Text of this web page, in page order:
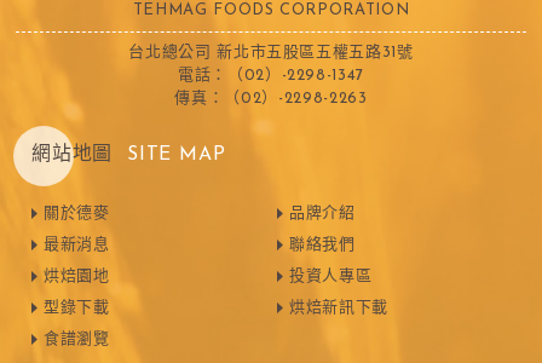
TEHMAG FOODS CORPORATION
台北總公司 新北市五股區五權五路31號
電話：（02）-2298-1347
傳真：（02）-2298-2263
網站地圖 SITE MAP
關於德麥
最新消息
烘焙園地
型錄下載
食譜瀏覽
品牌介紹
聯絡我們
投資人專區
烘焙新訊下載